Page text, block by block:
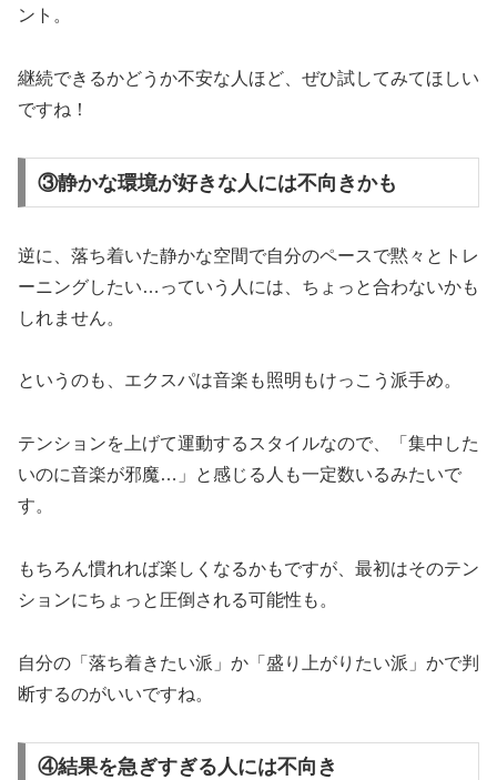
ント。
継続できるかどうか不安な人ほど、ぜひ試してみてほしい
ですね！
③静かな環境が好きな人には不向きかも
逆に、落ち着いた静かな空間で自分のペースで黙々とトレ
ーニングしたい…っていう人には、ちょっと合わないかも
しれません。
というのも、エクスパは音楽も照明もけっこう派手め。
テンションを上げて運動するスタイルなので、「集中した
いのに音楽が邪魔…」と感じる人も一定数いるみたいで
す。
もちろん慣れれば楽しくなるかもですが、最初はそのテン
ションにちょっと圧倒される可能性も。
自分の「落ち着きたい派」か「盛り上がりたい派」かで判
断するのがいいですね。
④結果を急ぎすぎる人には不向き